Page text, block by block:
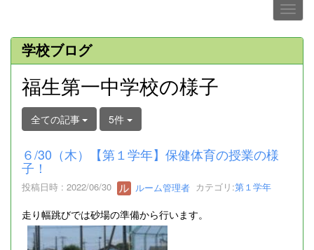
学校ブログ
福生第一中学校の様子
全ての記事 5件
６/30（木）【第１学年】保健体育の授業の様
子！
投稿日時 : 2022/06/30 ルーム管理者 カテゴリ:第１学年
走り幅跳びでは砂場の準備から行います。